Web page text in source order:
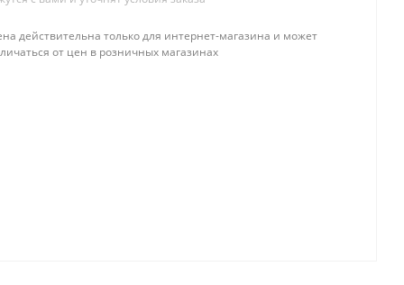
действительна только для интернет-магазина и может
от цен в розничных магазинах